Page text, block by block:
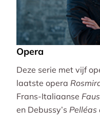
Opera
Deze serie met vijf
laatste opera
Frans-Italiaanse
en Debussy’s Pelléas